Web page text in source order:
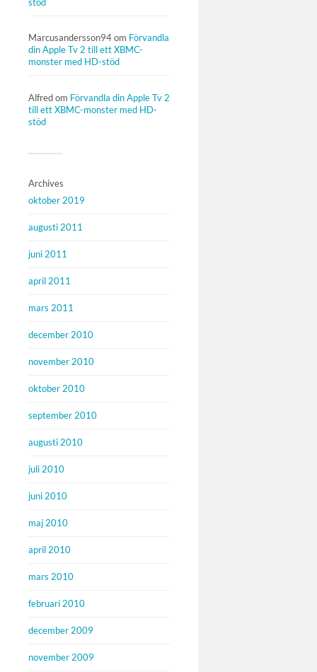
Marcusandersson94om Förvandla
din Apple Tv 2 till ett XBMC-
monster med HD-stöd
Alfredom Förvandla din Apple Tv 2
till ett XBMC-monster med HD-
stöd
Archives
oktober 2019
augusti 2011
juni 2011
april 2011
mars 2011
december 2010
november 2010
oktober 2010
september 2010
augusti 2010
juli 2010
juni 2010
maj 2010
april 2010
mars 2010
februari 2010
december 2009
november 2009